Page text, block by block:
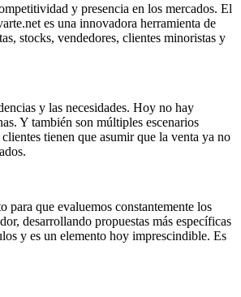
y presencia en los mercados. El
es una innovadora herramienta de
stocks, vendedores, clientes minoristas y
y las necesidades. Hoy no hay
Y también son múltiples escenarios
tienen que asumir que la venta ya no
para que evaluemos constantemente los
desarrollando propuestas más específicas
y es un elemento hoy imprescindible. Es